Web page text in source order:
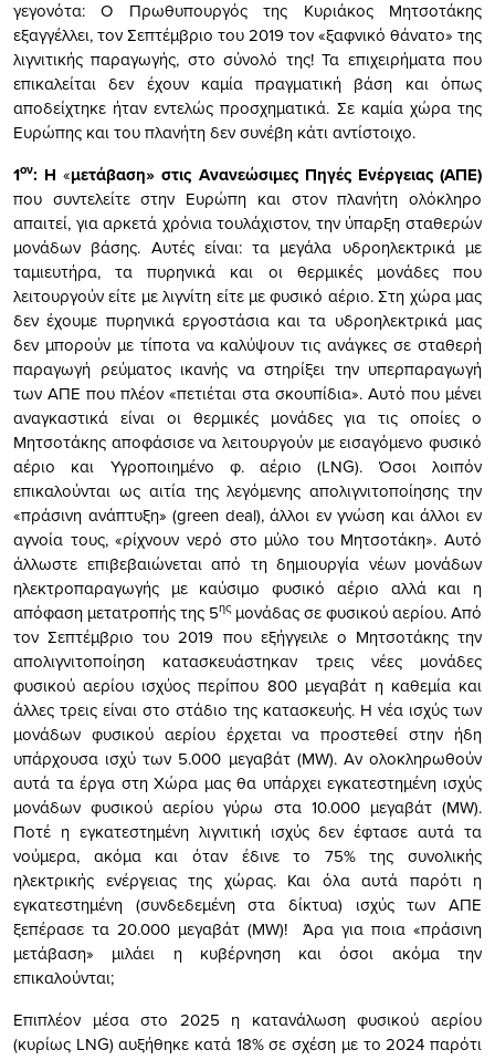
γεγονότα: Ο Πρωθυπουργός της Κυριάκος Μητσοτάκης
εξαγγέλλει, τον Σεπτέμβριο του 2019 τον «ξαφνικό θάνατο» της
λιγνιτικής παραγωγής, στο σύνολό της! Τα επιχειρήματα που
επικαλείται δεν έχουν καμία πραγματική βάση και όπως
αποδείχτηκε ήταν εντελώς προσχηματικά. Σε καμία χώρα της
Ευρώπης και του πλανήτη δεν συνέβη κάτι αντίστοιχο.
1ον: Η «μετάβαση» στις Ανανεώσιμες Πηγές Ενέργειας (ΑΠΕ)
που συντελείτε στην Ευρώπη και στον πλανήτη ολόκληρο
απαιτεί, για αρκετά χρόνια τουλάχιστον, την ύπαρξη σταθερών
μονάδων βάσης. Αυτές είναι: τα μεγάλα υδροηλεκτρικά με
ταμιευτήρα, τα πυρηνικά και οι θερμικές μονάδες που
λειτουργούν είτε με λιγνίτη είτε με φυσικό αέριο. Στη χώρα μας
δεν έχουμε πυρηνικά εργοστάσια και τα υδροηλεκτρικά μας
δεν μπορούν με τίποτα να καλύψουν τις ανάγκες σε σταθερή
παραγωγή ρεύματος ικανής να στηρίξει την υπερπαραγωγή
των ΑΠΕ που πλέον «πετιέται στα σκουπίδια». Αυτό που μένει
αναγκαστικά είναι οι θερμικές μονάδες για τις οποίες ο
Μητσοτάκης αποφάσισε να λειτουργούν με εισαγόμενο φυσικό
αέριο και Υγροποιημένο φ. αέριο (LNG). Όσοι λοιπόν
επικαλούνται ως αιτία της λεγόμενης απολιγνιτοποίησης την
«πράσινη ανάπτυξη» (green deal), άλλοι εν γνώση και άλλοι εν
αγνοία τους, «ρίχνουν νερό στο μύλο του Μητσοτάκη». Αυτό
άλλωστε επιβεβαιώνεται από τη δημιουργία νέων μονάδων
ηλεκτροπαραγωγής με καύσιμο φυσικό αέριο αλλά και η
απόφαση μετατροπής της 5ης μονάδας σε φυσικού αερίου. Από
τον Σεπτέμβριο του 2019 που εξήγγειλε ο Μητσοτάκης την
απολιγνιτοποίηση κατασκευάστηκαν τρεις νέες μονάδες
φυσικού αερίου ισχύος περίπου 800 μεγαβάτ η καθεμία και
άλλες τρεις είναι στο στάδιο της κατασκευής. Η νέα ισχύς των
μονάδων φυσικού αερίου έρχεται να προστεθεί στην ήδη
υπάρχουσα ισχύ των 5.000 μεγαβάτ (MW). Αν ολοκληρωθούν
αυτά τα έργα στη Χώρα μας θα υπάρχει εγκατεστημένη ισχύς
μονάδων φυσικού αερίου γύρω στα 10.000 μεγαβάτ (MW).
Ποτέ η εγκατεστημένη λιγνιτική ισχύς δεν έφτασε αυτά τα
νούμερα, ακόμα και όταν έδινε το 75% της συνολικής
ηλεκτρικής ενέργειας της χώρας. Και όλα αυτά παρότι η
εγκατεστημένη (συνδεδεμένη στα δίκτυα) ισχύς των ΑΠΕ
ξεπέρασε τα 20.000 μεγαβάτ (MW)! Άρα για ποια «πράσινη
μετάβαση» μιλάει η κυβέρνηση και όσοι ακόμα την
επικαλούνται;
Επιπλέον μέσα στο 2025 η κατανάλωση φυσικού αερίου
(κυρίως LNG) αυξήθηκε κατά 18% σε σχέση με το 2024 παρότι